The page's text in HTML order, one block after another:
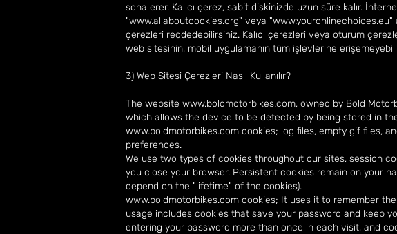
sona erer. Kalıcı çerez, sabit diskinizde uzun süre kalır.
"www.allaboutcookies.org" veya "www.youronlinechoices.eu"
çerezleri reddedebilirsiniz. Kalıcı çerezleri veya oturum
web sitesinin, mobil uygulamanın tüm işlevlerine
3) Web Sitesi Çerezleri Nasıl Kullanılır?
The website www.boldmotorbikes.com, owned by Bold
which allows the device to be detected by being stored in
www.boldmotorbikes.com cookies; log files, empty gif files,
preferences.
We use two types of cookies throughout our sites, session
you close your browser. Persistent cookies remain on your
depend on the "lifetime" of the cookies).
www.boldmotorbikes.com cookies; It uses it to remember
usage includes cookies that save your password and keep
entering your password more than once in each visit, and